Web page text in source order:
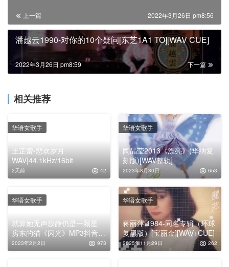
上一篇 2022年3月26日 pm8:56
潘越云1990-对你的10个疑问[东芝1A1 TO][WAV CUE]
下一篇
2022年3月26日 pm8:59
相关推荐
王芷蕾-悲欢岁月
WAV|44.1kHz/16bit
2天前 42
华语女歌手
陶晶莹2013《漂亮》(华纳复
刻版)[WAV整轨]
2023年8月30日 653
华语女歌手
就算她无声寂静仍是一颗星
房东的猫《闪光》MP3抖音热
门歌曲下载
2023年2月2日 973
华语女歌手
蒋丽萍.1984-同名专辑（环球
复黑版）[宝丽金][WAV+CUE]
2025年11月29日 262
华语女歌手